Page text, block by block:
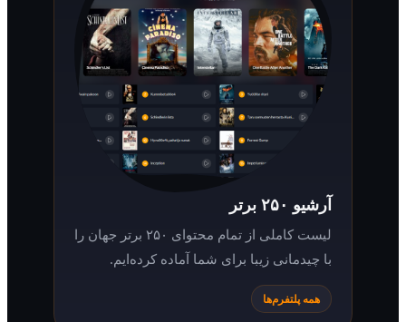
آرشیو ۲۵۰ برتر
لیست کاملی از تمام محتوای ۲۵۰ برتر جهان را
با چیدمانی زیبا برای شما آماده کرده‌ایم.
همه پلتفرم‌ها